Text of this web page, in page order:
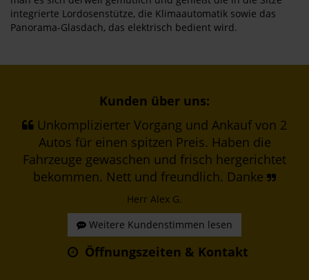
integrierte Lordosenstütze, die Klimaautomatik sowie das
Panorama-Glasdach, das elektrisch bedient wird.
Kunden über uns:
Unkomplizierter Vorgang und Ankauf von 2
Autos für einen spitzen Preis. Haben die
Fahrzeuge gewaschen und frisch hergerichtet
bekommen. Nett und freundlich. Danke
Herr Alex G.
Weitere Kundenstimmen lesen
Öffnungszeiten & Kontakt